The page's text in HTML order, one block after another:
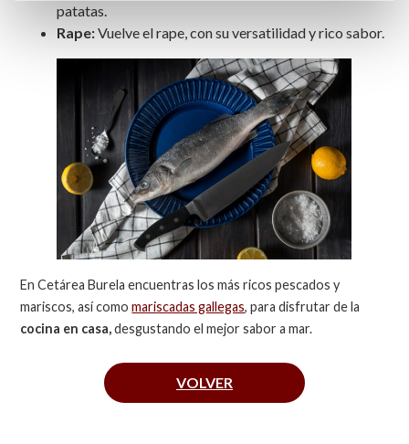
patatas.
Rape:Vuelve el rape, con su versatilidad y rico sabor.
En Cetárea Burela encuentras los más ricos pescados y
mariscos, así comomariscadas gallegas, para disfrutar de la
cocina en casa,desgustando el mejor sabor a mar.
VOLVER